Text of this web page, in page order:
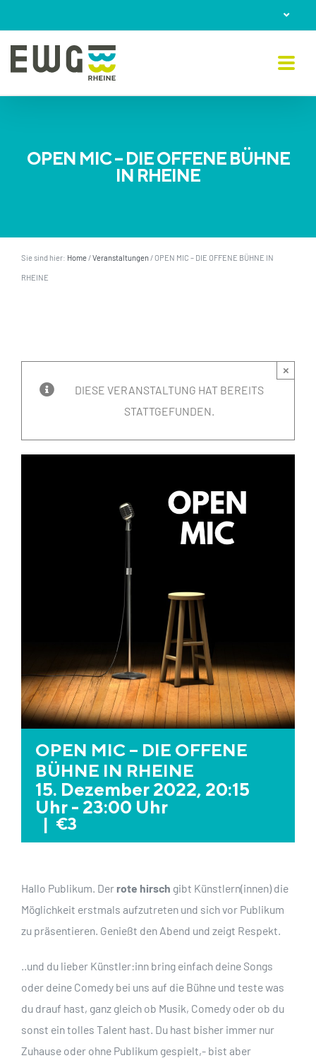
to
content
OPEN MIC – DIE OFFENE BÜHNE
IN RHEINE
Sie sind hier: Home/Veranstaltungen/OPEN MIC – DIE OFFENE BÜHNE IN
RHEINE
DIESE VERANSTALTUNG HAT BEREITS
STATTGEFUNDEN.
×
OPEN MIC – DIE OFFENE
BÜHNE IN RHEINE
15. Dezember 2022, 20:15
Uhr- 23:00 Uhr
| €3
Hallo Publikum. Derrote hirsch gibt Künstlern(innen) die
Möglichkeit erstmals aufzutreten und sich vor Publikum
zu präsentieren. Genießt den Abend und zeigt Respekt.
..und du lieber Künstler:inn bring einfach deine Songs
oder deine Comedy bei uns auf die Bühne und teste was
du drauf hast, ganz gleich ob Musik, Comedy oder ob du
sonst ein tolles Talent hast. Du hast bisher immer nur
Zuhause oder ohne Publikum gespielt,- bist aber